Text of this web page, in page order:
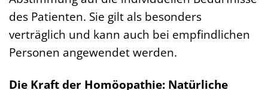
des Patienten. Sie gilt als besonders
verträglich und kann auch bei empfindlichen
Personen angewendet werden.
Die Kraft der Homöopathie: Natürliche